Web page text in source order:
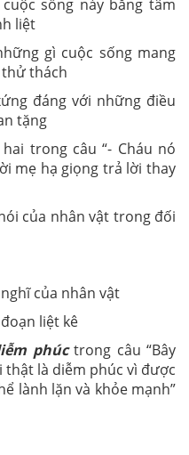
sống này bằng tâm
liệt
gì cuộc sống mang
thách
đáng với những điều
tặng
trong câu “- Cháu nó
mẹ hạ giọng trả lời thay
của nhân vật trong đối
của nhân vật
liệt kê
phúctrong câu “Bây
là diễm phúc vì được
lành lặn và khỏe mạnh”